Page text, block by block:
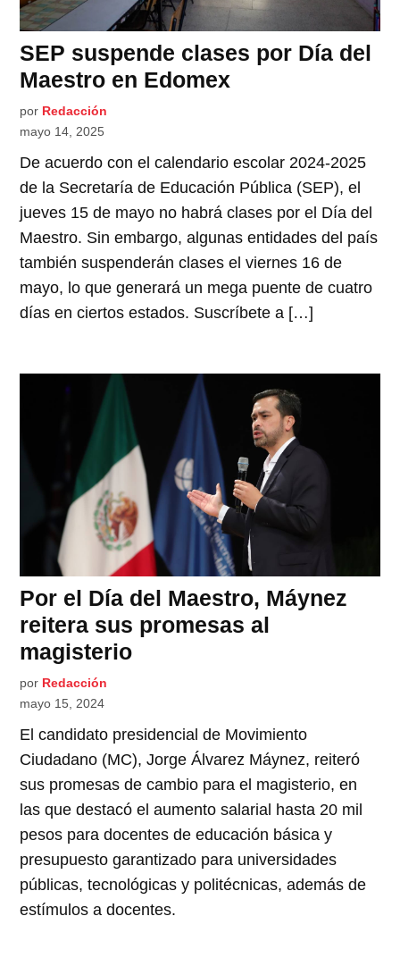
SEP suspende clases por Día del
Maestro en Edomex
por Redacción
mayo 14, 2025
De acuerdo con el calendario escolar 2024-2025
de la Secretaría de Educación Pública (SEP), el
jueves 15 de mayo no habrá clases por el Día del
Maestro. Sin embargo, algunas entidades del país
también suspenderán clases el viernes 16 de
mayo, lo que generará un mega puente de cuatro
días en ciertos estados. Suscríbete a […]
Por el Día del Maestro, Máynez
reitera sus promesas al
magisterio
por Redacción
mayo 15, 2024
El candidato presidencial de Movimiento
Ciudadano (MC), Jorge Álvarez Máynez, reiteró
sus promesas de cambio para el magisterio, en
las que destacó el aumento salarial hasta 20 mil
pesos para docentes de educación básica y
presupuesto garantizado para universidades
públicas, tecnológicas y politécnicas, además de
estímulos a docentes.